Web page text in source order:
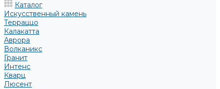
Каталог
Искусственный камень
Терраццо
Калакатта
Аврора
Волканикс
Гранит
Интенс
Кварц
Люсент